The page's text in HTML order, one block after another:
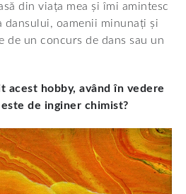
din viața mea și îmi amintesc
dansului, oamenii minunați și
de un concurs de dans sau un
acest hobby, având în vedere
de inginer chimist?